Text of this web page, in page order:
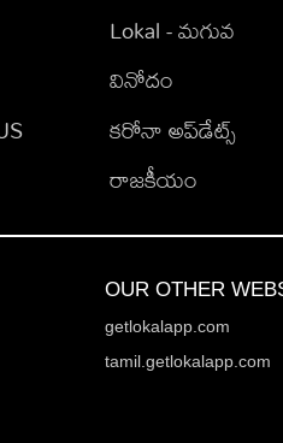
Lokal - మగువ
వినోదం
కరోనా అప్‌డేట్స్
రాజకీయం
OUR OTHER
getlokalapp.com
tamil.getlokalapp.com